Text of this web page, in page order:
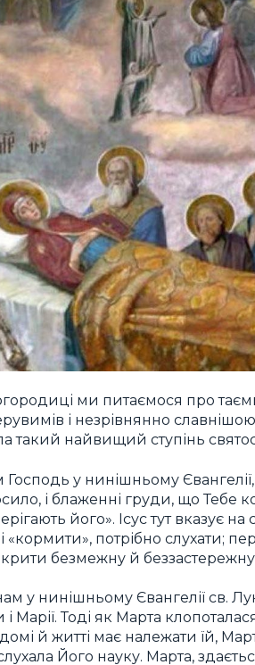
ми питаємося про
і незрівнянно
такий найвищий ступінь
у нинішньому
і блаженні груди, що Тебе
його». Ісус тут вказує
«кормити», потрібно слухати;
безмежну й
у нинішньому Євангелії св.
Марії. Тоді як Марта
й житті має належати їй,
Його науку. Марта,